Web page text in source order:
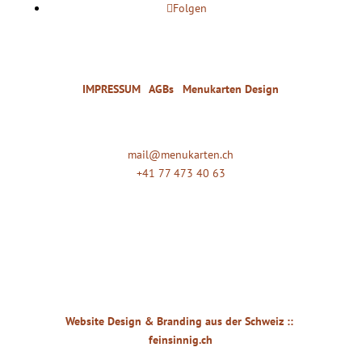
Folgen
IMPRESSUM |AGBs |Menukarten Design
mail@menukarten.ch
+41 77 473 40 63
Website Design & Branding aus der Schweiz ::
feinsinnig.ch